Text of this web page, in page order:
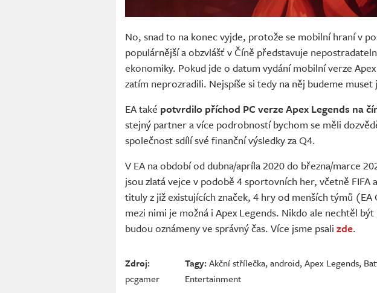
No, snad to na konec vyjde, protože se mobilní hraní v
populárnější a obzvlášť v Číně představuje
ekonomiky. Pokud jde o datum vydání mobilní verze
zatím neprozradili. Nejspíše si tedy na něj budeme
EA také potvrdilo příchod PC verze Apex Legends na
stejný partner a více podrobností bychom se měli
společnost sdílí své finanční výsledky za Q4.
V EA na období od dubna/apríla 2020 do března/marce
jsou zlatá vejce v podobě 4 sportovních her, včetně FIFA
tituly z již existujících značek, 4 hry od menších týmů
mezi nimi je možná i Apex Legends. Nikdo ale nechtěl
budou oznámeny ve správný čas. Více jsme psali zde.
Zdroj:
pcgamer
Tagy:Akční střílečka,android,Apex Legends,
Entertainment